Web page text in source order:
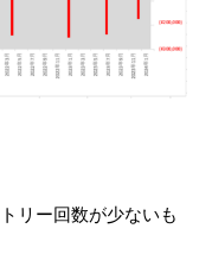
リー回数が少ないも